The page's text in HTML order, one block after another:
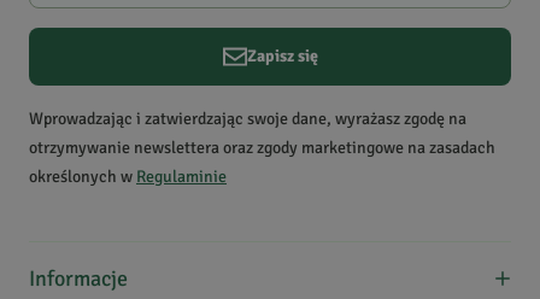
Zapisz się
Wprowadzając i zatwierdzając swoje dane, wyrażasz zgodę na
otrzymywanie newslettera oraz zgody marketingowe na zasadach
określonych w Regulaminie
Informacje